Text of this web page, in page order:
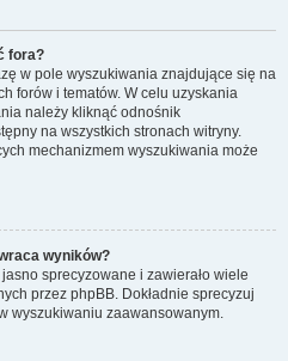
fora?
w pole wyszukiwania znajdujące się na
forów i tematów. W celu uzyskania
należy kliknąć odnośnik
na wszystkich stronach witryny.
mechanizmem wyszukiwania może
wyników?
sprecyzowane i zawierało wiele
przez phpBB. Dokładnie sprecyzuj
wyszukiwaniu zaawansowanym.